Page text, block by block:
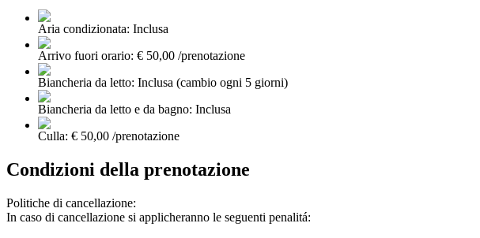
Aria condizionata: Inclusa
Arrivo fuori orario: € 50,00 /prenotazione
Biancheria da letto: Inclusa (cambio ogni 5 giorni)
Biancheria da letto e da bagno: Inclusa
Culla: € 50,00 /prenotazione
Condizioni della prenotazione
Politiche di cancellazione:
In caso di cancellazione si applicheranno le seguenti penalitá: